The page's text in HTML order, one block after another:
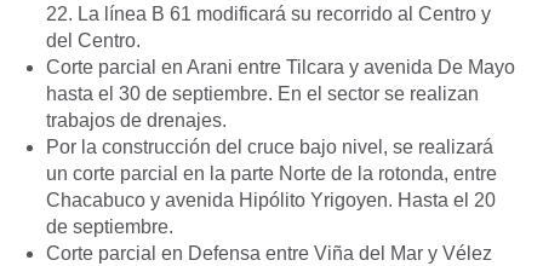
22. La línea B 61 modificará su recorrido al Centro y
del Centro.
Corte parcial en Arani entre Tilcara y avenida De Mayo
hasta el 30 de septiembre. En el sector se realizan
trabajos de drenajes.
Por la construcción del cruce bajo nivel, se realizará
un corte parcial en la parte Norte de la rotonda, entre
Chacabuco y avenida Hipólito Yrigoyen. Hasta el 20
de septiembre.
Corte parcial en Defensa entre Viña del Mar y Vélez